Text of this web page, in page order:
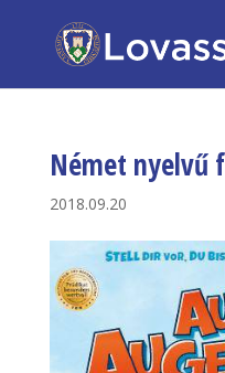
Német nyelvű
2018.09.20